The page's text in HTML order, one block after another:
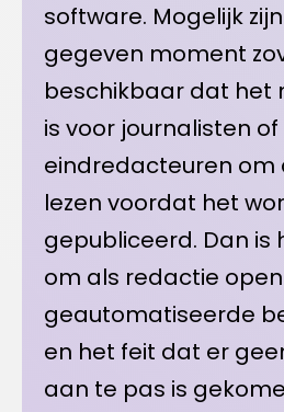
software. Mogelijk
gegeven moment
beschikbaar dat het
is voor journalisten of
eindredacteuren om
lezen voordat het
gepubliceerd. Dan is
om als redactie
geautomatiseerde
en het feit dat er
aan te pas is